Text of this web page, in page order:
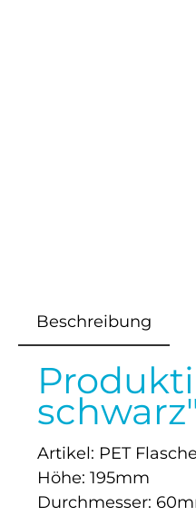
Beschreibung
Artikel: PET
Höhe: 195mm
Durchmesser: